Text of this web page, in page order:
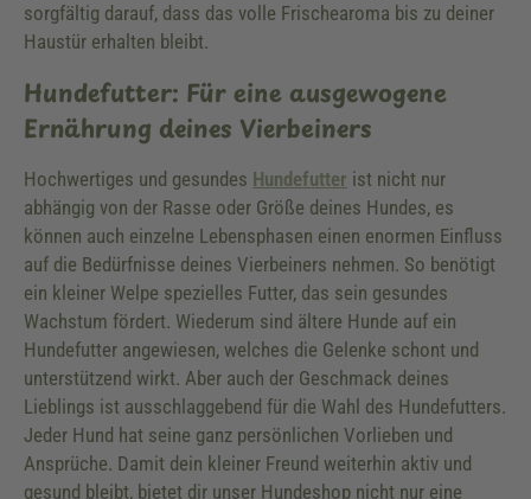
sorgfältig darauf, dass das volle Frischearoma bis zu deiner
Haustür erhalten bleibt.
Hundefutter: Für eine ausgewogene
Ernährung deines Vierbeiners
Hochwertiges und gesundes Hundefutter ist nicht nur
abhängig von der Rasse oder Größe deines Hundes, es
können auch einzelne Lebensphasen einen enormen Einfluss
auf die Bedürfnisse deines Vierbeiners nehmen. So benötigt
ein kleiner Welpe spezielles Futter, das sein gesundes
Wachstum fördert. Wiederum sind ältere Hunde auf ein
Hundefutter angewiesen, welches die Gelenke schont und
unterstützend wirkt. Aber auch der Geschmack deines
Lieblings ist ausschlaggebend für die Wahl des Hundefutters.
Jeder Hund hat seine ganz persönlichen Vorlieben und
Ansprüche. Damit dein kleiner Freund weiterhin aktiv und
gesund bleibt, bietet dir unser Hundeshop nicht nur eine